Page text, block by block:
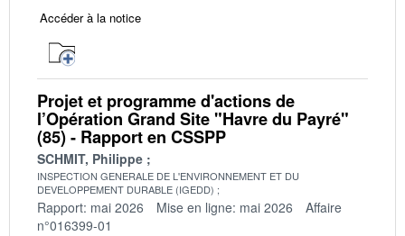
Accéder à la notice
Projet et programme d'actions de
l’Opération Grand Site "Havre du Payré"
(85) - Rapport en CSSPP
SCHMIT, Philippe
INSPECTION GENERALE DE L'ENVIRONNEMENT ET DU
DEVELOPPEMENT DURABLE (IGEDD)
Rapport: mai 2026 Mise en ligne: mai 2026
Affaire
n°016399-01